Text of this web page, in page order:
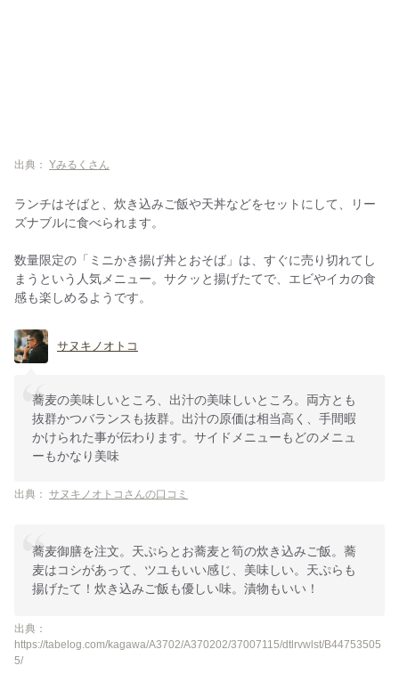
出典： Yみるくさん
ランチはそばと、炊き込みご飯や天丼などをセットにして、リー
ズナブルに食べられます。
数量限定の「ミニかき揚げ丼とおそば」は、すぐに売り切れてし
まうという人気メニュー。サクッと揚げたてで、エビやイカの食
感も楽しめるようです。
サヌキノオトコ
蕎麦の美味しいところ、出汁の美味しいところ。両方とも
抜群かつバランスも抜群。出汁の原価は相当高く、手間暇
かけられた事が伝わります。サイドメニューもどのメニュ
ーもかなり美味
出典： サヌキノオトコさんの口コミ
蕎麦御膳を注文。天ぷらとお蕎麦と筍の炊き込みご飯。蕎
麦はコシがあって、ツユもいい感じ、美味しい。天ぷらも
揚げたて！炊き込みご飯も優しい味。漬物もいい！
出典：
https://tabelog.com/kagawa/A3702/A370202/37007115/dtlrvwlst/B44753505
5/